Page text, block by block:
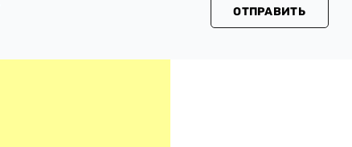
ОТПРАВИТЬ